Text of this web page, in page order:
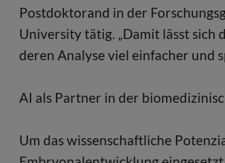
Postdoktorand in der
University tätig. „Damit lässt sich
deren Analyse viel einfacher und
AI als Partner in der
Um das wissenschaftliche